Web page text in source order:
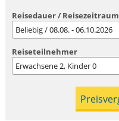
Reisedauer / Reisezeitraum
Beliebig / 08.08. - 06.10.2026
Reiseteilnehmer
Erwachsene2, Kinder0